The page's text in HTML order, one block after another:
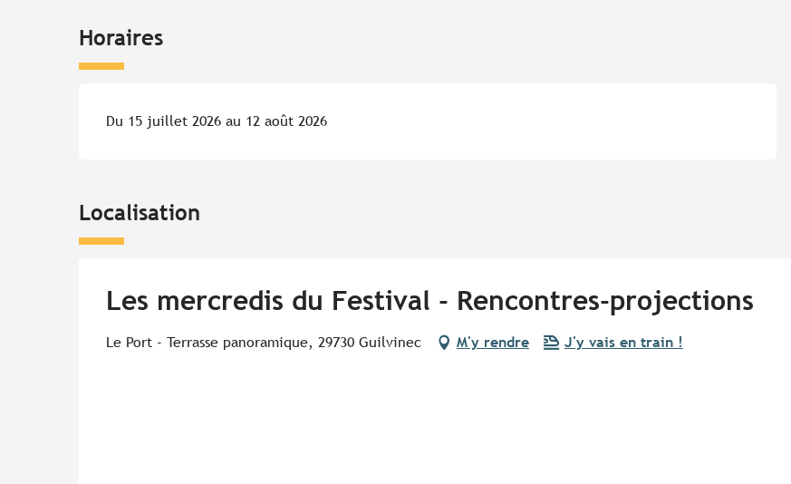
Horaires
Du 15 juillet 2026 au 12 août 2026
Localisation
Les mercredis du Festival - Rencontres-projections
Le Port - Terrasse panoramique, 29730 Guilvinec M'y rendre J'y vais en train !